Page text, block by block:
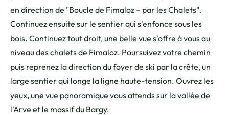
en direction de "Boucle de Fimaloz – par les Chalets".
Continuez ensuite sur le sentier qui s'enfonce sous les
bois. Continuez tout droit, une belle vue s'offre à vous au
niveau des chalets de Fimaloz. Poursuivez votre chemin
puis reprenez la direction du foyer de ski par la crête, un
large sentier qui longe la ligne haute-tension. Ouvrez les
yeux, une vue panoramique vous attends sur la vallée de
l'Arve et le massif du Bargy.